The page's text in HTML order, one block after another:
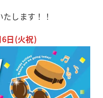
します！！
6日(火祝)